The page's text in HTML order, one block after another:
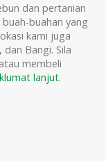
dan pertanian
buahan yang
kami juga
Bangi. Sila
membeli
lanjut.